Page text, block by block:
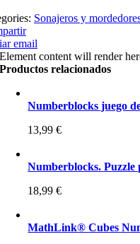
Sonajeros y
email
Element content will render
Productos relacionados
Numberblocks juego
13,99€
Numberblocks. Puzzle
18,99€
MathLink® Cubes